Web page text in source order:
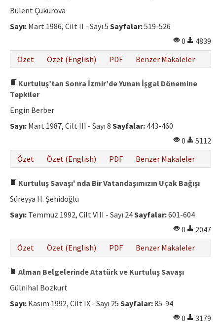
Bülent Çukurova
Sayı: Mart 1986, Cilt II - Sayı 5 Sayfalar:519-526
0
4839
Özet
Özet (English) PDF Benzer Makaleler
Kurtuluş’tan Sonra İzmir’de Yunan İşgal Dönemine
Tepkiler
Engin Berber
Sayı: Mart 1987, Cilt III - Sayı 8 Sayfalar: 443-460
0
5112
Özet
Özet (English) PDF Benzer Makaleler
Kurtuluş Savaşı' nda Bir Vatandaşımızın Uçak Bağışı
Süreyya H. Şehidoğlu
Sayı: Temmuz 1992, Cilt VIII - Sayı 24Sayfalar:601-604
0
2047
Özet
Özet (English) PDF Benzer Makaleler
Alman Belgelerinde Atatürk ve Kurtuluş Savaşı
Gülnihal Bozkurt
Sayı: Kasım 1992, Cilt IX - Sayı 25 Sayfalar:85-94
0
3179